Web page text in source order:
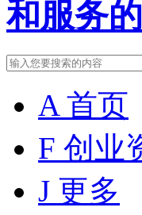
A 首页
F 创业
J 更多